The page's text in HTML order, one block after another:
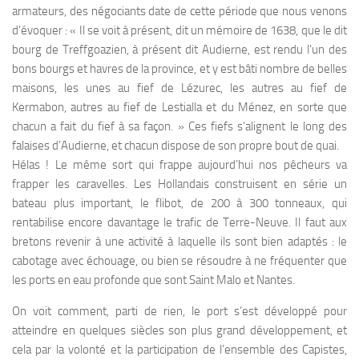
armateurs, des négociants date de cette période que nous venons
d’évoquer : « Il se voit à présent, dit un mémoire de 1638, que le dit
bourg de Treffgoazien, à présent dit Audierne, est rendu l’un des
bons bourgs et havres de la province, et y est bâti nombre de belles
maisons, les unes au fief de Lézurec, les autres au fief de
Kermabon, autres au fief de Lestialla et du Ménez, en sorte que
chacun a fait du fief à sa façon. » Ces fiefs s’alignent le long des
falaises d’Audierne, et chacun dispose de son propre bout de quai.
Hélas ! Le même sort qui frappe aujourd’hui nos pêcheurs va
frapper les caravelles. Les Hollandais construisent en série un
bateau plus important, le flibot, de 200 à 300 tonneaux, qui
rentabilise encore davantage le trafic de Terre-Neuve. Il faut aux
bretons revenir à une activité à laquelle ils sont bien adaptés : le
cabotage avec échouage, ou bien se résoudre à ne fréquenter que
les ports en eau profonde que sont Saint Malo et Nantes.
On voit comment, parti de rien, le port s’est développé pour
atteindre en quelques siècles son plus grand développement, et
cela par la volonté et la participation de l’ensemble des Capistes,